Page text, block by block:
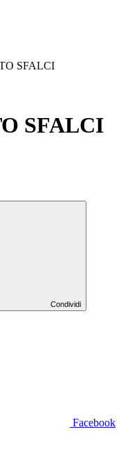
SFALCI
SFALCI
Condividi
Facebook